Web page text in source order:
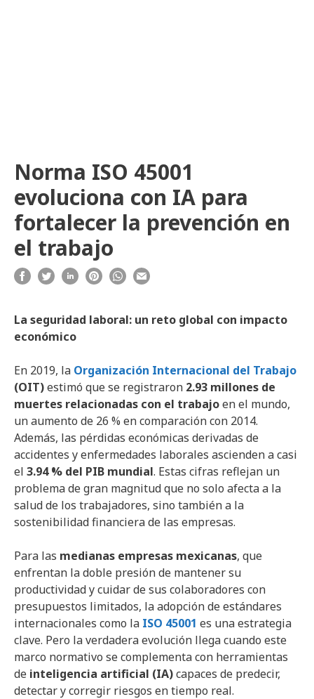
Norma ISO 45001
evoluciona con IA para
fortalecer la prevención en
el trabajo
La seguridad laboral: un reto global con impacto
económico
En 2019, la Organización Internacional del Trabajo
(OIT)estimó que se registraron 2.93 millones de
muertes relacionadas con el trabajoen el mundo,
un aumento de 26 % en comparación con 2014.
Además, las pérdidas económicas derivadas de
accidentes y enfermedades laborales ascienden a casi
el 3.94 % del PIB mundial. Estas cifras reflejan un
problema de gran magnitud que no solo afecta a la
salud de los trabajadores, sino también a la
sostenibilidad financiera de las empresas.
Para las medianas empresas mexicanas, que
enfrentan la doble presión de mantener su
productividad y cuidar de sus colaboradores con
presupuestos limitados, la adopción de estándares
internacionales como la ISO 45001 es una estrategia
clave. Pero la verdadera evolución llega cuando este
marco normativo se complementa con herramientas
de inteligencia artificial (IA)capaces de predecir,
detectar y corregir riesgos en tiempo real.